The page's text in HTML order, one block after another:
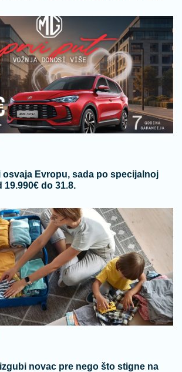
osvaja Evropu, sada po specijalnoj
do 31.8.
novac pre nego što stigne na